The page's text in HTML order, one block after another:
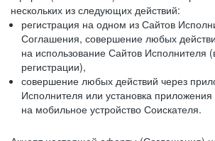
нескольких из следующих действий:
регистрация на одном из Сайтов
Соглашения, совершение любых
на использование Сайтов Исполнителя
регистрации),
совершение любых действий через
Исполнителя или установка
на мобильное устройство Соискателя.